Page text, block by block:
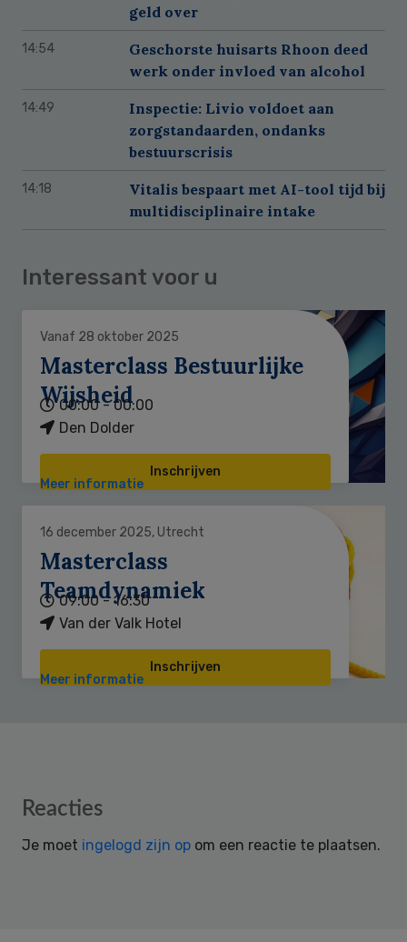
geld over
14:54
Geschorste huisarts Rhoon deed
werk onder invloed van alcohol
14:49
Inspectie: Livio voldoet aan
zorgstandaarden, ondanks
bestuurscrisis
14:18
Vitalis bespaart met AI-tool tijd bij
multidisciplinaire intake
Interessant voor u
Vanaf 28 oktober 2025
Masterclass Bestuurlijke
Wijsheid
00:00 - 00:00
Den Dolder
Inschrijven
Meer informatie
16 december 2025, Utrecht
Masterclass
Teamdynamiek
09:00 - 16:30
Van der Valk Hotel
Inschrijven
Meer informatie
Reader
Reacties
Je moet ingelogd zijn op om een reactie te plaatsen.